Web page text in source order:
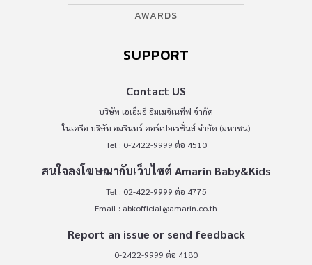
AWARDS
SUPPORT
Contact US
บริษัท เอเอ็มอี อิมเมจิเนทีฟ จำกัด
ในเครือ บริษัท อมรินทร์ คอร์เปอเรชั่นส์ จำกัด (มหาชน)
Tel : 0-2422-9999 ต่อ 4510
สนใจลงโฆษณากับเว็บไซต์ Amarin Baby&Kids
Tel : 02-422-9999 ต่อ 4775
Email : abkofficial@amarin.co.th
Report an issue or send feedback
0-2422-9999 ต่อ 4180